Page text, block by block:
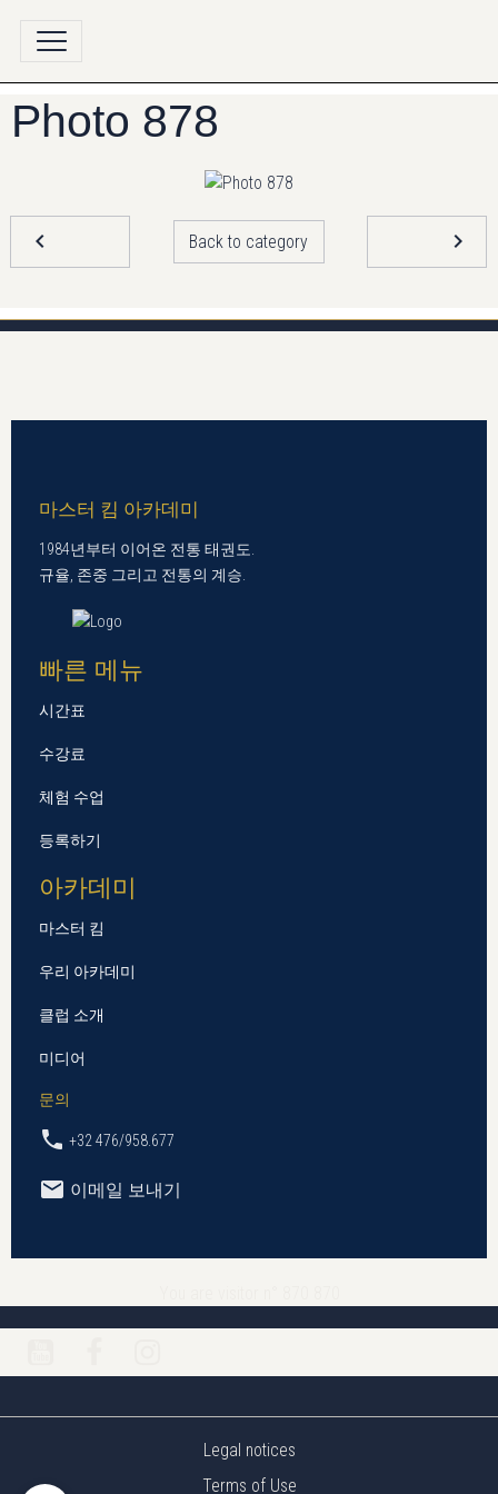
Photo 878
Back to category
마스터 킴 아카데미
1984년부터 이어온 전통 태권도.
규율, 존중 그리고 전통의 계승.
빠른 메뉴
시간표
수강료
체험 수업
등록하기
아카데미
마스터 킴
우리 아카데미
클럽 소개
미디어
문의
+32 476/958.677
이메일 보내기
Legal notices
Terms of Use